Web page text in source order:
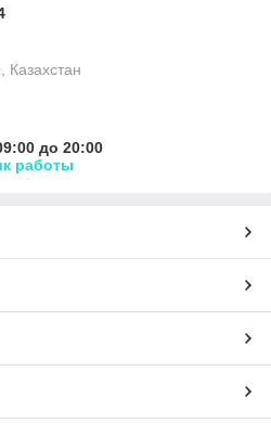
до 20:00
работы